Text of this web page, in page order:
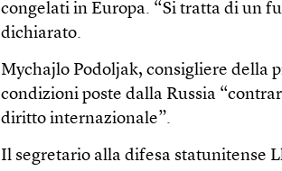
congelati in Europa. “Si tratta di un
dichiarato.
Mychajlo Podoljak, consigliere della
condizioni poste dalla Russia
diritto internazionale”.
Il segretario alla difesa statunitense